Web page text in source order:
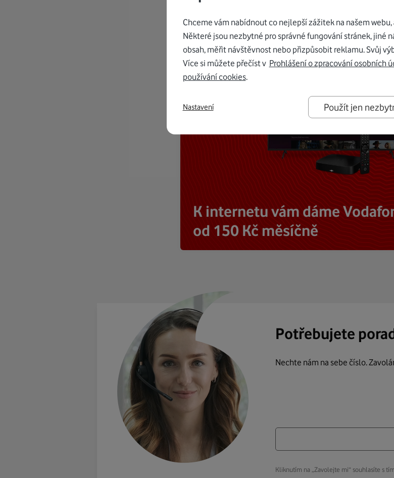
K internetu vám dáme
od 150 Kč měsíčně
Potřebujete
Nechte nám na sebe číslo.
Kliknutím na „Zavolejte mi“ souhlasíte s
Chceme vám nabídnout co nejlepší zážitek na našem
Některé jsou nezbytné pro správné fungování stránek, jiné
obsah, měřit návštěvnost nebo přizpůsobit reklamu. Svůj
Více si můžete přečíst v Prohlášení o zpracování osobních
používání cookies.
Použít jen
Nastavení